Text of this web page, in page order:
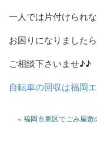
一人では片付けられな
お困りになりましたら
ご相談下さいませ♪♪
自転車の回収は福岡
« 福岡市東区でごみ屋敷